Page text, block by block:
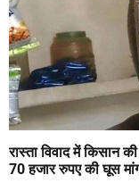
रास्ता विवाद में किसान
70 हजार रुपए की घूस